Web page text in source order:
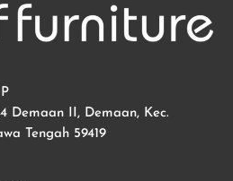
Demaan II, Demaan, Kec.
Tengah 59419